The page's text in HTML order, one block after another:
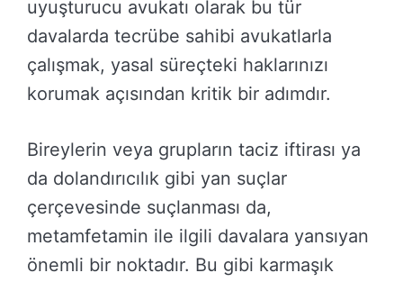
uyuşturucu avukatı olarak bu tür
davalarda tecrübe sahibi avukatlarla
çalışmak, yasal süreçteki haklarınızı
korumak açısından kritik bir adımdır.
Bireylerin veya grupların taciz iftirası ya
da dolandırıcılık gibi yan suçlar
çerçevesinde suçlanması da,
metamfetamin ile ilgili davalara yansıyan
önemli bir noktadır. Bu gibi karmaşık